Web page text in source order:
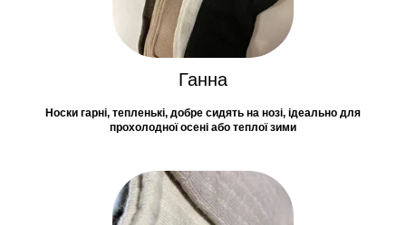
Ганна
Носки гарні, тепленькі, добре сидять на нозі, ідеально для
прохолодної осені або теплої зими